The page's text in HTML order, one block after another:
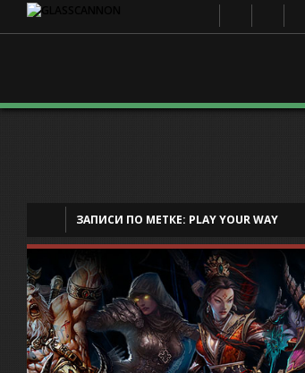
ЗАПИСИ ПО МЕТКЕ: PLAY YOUR WAY